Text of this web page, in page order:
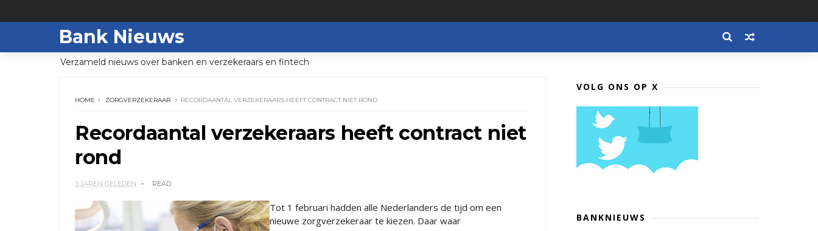
Bank Nieuws
Verzameld nieuws over banken en verzekeraars en fintech
HOME ZORGVERZEKERAAR RECORDAANTAL VERZEKERAARS HEEFT CONTRACT NIET ROND
Recordaantal verzekeraars heeft contract niet
rond
3 JAREN GELEDEN READ
Tot 1 februari hadden alle Nederlanders de tijd om een
nieuwe zorgverzekeraar te kiezen. Daar waar
VOLG ONS OP X
BANKNIEUWS